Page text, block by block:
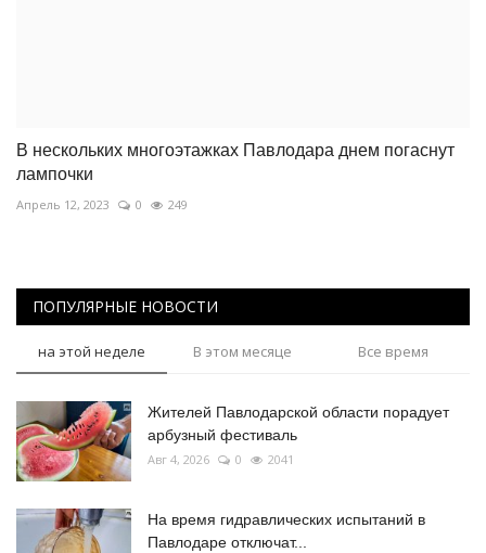
В нескольких многоэтажках Павлодара днем погаснут
лампочки
Апрель 12, 2023 0 249
ПОПУЛЯРНЫЕ НОВОСТИ
на этой неделе В этом месяце Все время
Жителей Павлодарской области порадует
арбузный фестиваль
Авг 4, 2026 0 2041
На время гидравлических испытаний в
Павлодаре отключат...